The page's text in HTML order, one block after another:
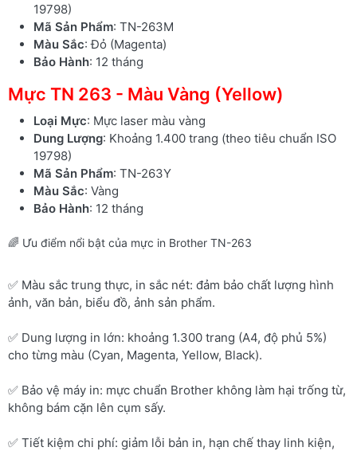
19798)
Mã Sản Phẩm: TN-263M
Màu Sắc: Đỏ (Magenta)
Bảo Hành: 12 tháng
Mực TN 263 - Màu Vàng (Yellow)
Loại Mực: Mực laser màu vàng
Dung Lượng: Khoảng 1.400 trang (theo tiêu chuẩn ISO
19798)
Mã Sản Phẩm: TN-263Y
Màu Sắc: Vàng
Bảo Hành: 12 tháng
🌈 Ưu điểm nổi bật của mực in Brother TN-263
✅ Màu sắc trung thực, in sắc nét: đảm bảo chất lượng hình
ảnh, văn bản, biểu đồ, ảnh sản phẩm.
✅ Dung lượng in lớn: khoảng 1.300 trang (A4, độ phủ 5%)
cho từng màu (Cyan, Magenta, Yellow, Black).
✅ Bảo vệ máy in: mực chuẩn Brother không làm hại trống từ,
không bám cặn lên cụm sấy.
✅ Tiết kiệm chi phí: giảm lỗi bản in, hạn chế thay linh kiện,